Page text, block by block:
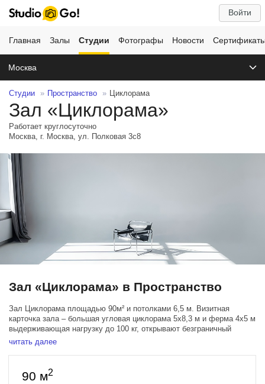
Войти
Главная Залы Студии Фотографы Новости
Москва
Студии Пространство Циклорама
Зал «Циклорама»
Работает круглосуточно
Москва, г. Москва, ул. Полковая 3с8
Зал «Циклорама» в Пространство
Зал Циклорама площадью 90м² и потолками 6,5 м. Визитная
карточка зала – большая угловая циклорама 5х8,3 м и ферма 4х5 м
выдерживающая нагрузку до 100 кг, открывают безграничный
простор для творчества и реализации самых смелых, ярких и
интересных идей!
Зал располагает тремя источниками Profoto D1 500, двумя
большими окнами, фрост-рамой 200х200 см, блэкаут шторами,
читать далее
90 м2